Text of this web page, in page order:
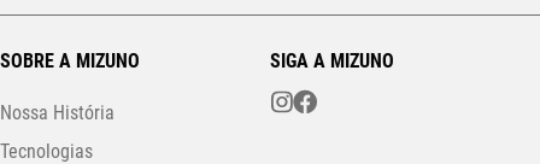
SOBRE A MIZUNO
Nossa História
Tecnologias
SIGA A MIZUNO